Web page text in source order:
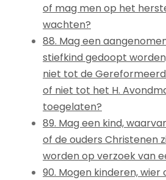
of mag men op het
wachten?
88. Mag een
stiefkind gedoopt
niet tot de
of niet tot het H.
toegelaten?
89. Mag een kind,
of de ouders Christenen
worden op verzoek van
90. Mogen kinderen, wier